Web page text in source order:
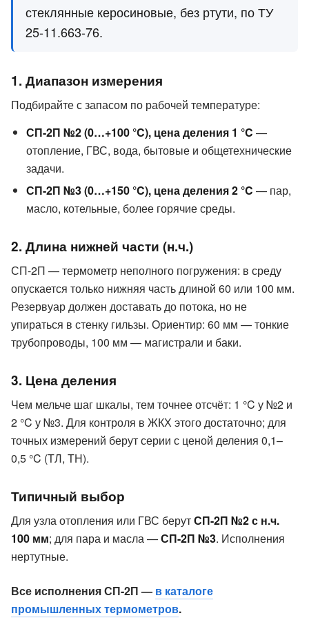
стеклянные керосиновые, без ртути, по ТУ
25-11.663-76.
1. Диапазон измерения
Подбирайте с запасом по рабочей температуре:
СП-2П №2 (0…+100 °C), цена деления 1 °C —
отопление, ГВС, вода, бытовые и общетехнические
задачи.
СП-2П №3 (0…+150 °C), цена деления 2 °C — пар,
масло, котельные, более горячие среды.
2. Длина нижней части (н.ч.)
СП-2П — термометр неполного погружения: в среду
опускается только нижняя часть длиной 60 или 100 мм.
Резервуар должен доставать до потока, но не
упираться в стенку гильзы. Ориентир: 60 мм — тонкие
трубопроводы, 100 мм — магистрали и баки.
3. Цена деления
Чем мельче шаг шкалы, тем точнее отсчёт: 1 °C у №2 и
2 °C у №3. Для контроля в ЖКХ этого достаточно; для
точных измерений берут серии с ценой деления 0,1–
0,5 °C (ТЛ, ТН).
Типичный выбор
Для узла отопления или ГВС берутСП-2П №2 с н.ч.
100 мм; для пара и масла —СП-2П №3. Исполнения
нертутные.
Все исполнения СП-2П — в каталоге
промышленных термометров.